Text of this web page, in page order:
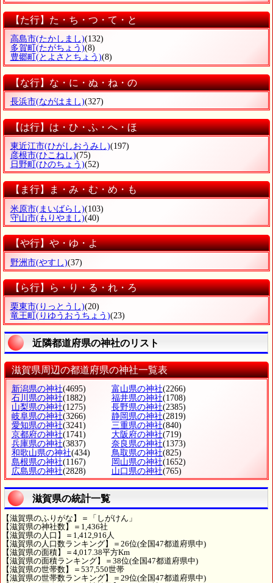
【た行】た・ち・つ・て・と
高島市(たかしまし)(132)
多賀町 (たがちょう)(8)
豊郷町 (とよさとちょう)(8)
【な行】な・に・ぬ・ね・の
長浜市(ながはまし)(327)
【は行】は・ひ・ふ・へ・ほ
東近江市(ひがしおうみし)(197)
彦根市(ひこねし)(75)
日野町 (ひのちょう)(52)
【ま行】ま・み・む・め・も
米原市(まいばらし)(103)
守山市(もりやまし)(40)
【や行】や・ゆ・よ
野洲市(やすし)(37)
【ら行】ら・り・る・れ・ろ
栗東市(りっとうし)(20)
竜王町 (りゆうおうちょう)(23)
近隣都道府県の神社のリスト
滋賀県周辺の都道府県の神社一覧表
新潟県の神社(4695) 富山県の神社(2266)
石川県の神社(1882) 福井県の神社(1708)
山梨県の神社(1275) 長野県の神社(2385)
岐阜県の神社(3266) 静岡県の神社(2819)
愛知県の神社(3241) 三重県の神社(840)
京都府の神社(1741) 大阪府の神社(719)
兵庫県の神社(3837) 奈良県の神社(1373)
和歌山県の神社(434) 鳥取県の神社(825)
島根県の神社(1167) 岡山県の神社(1652)
広島県の神社(2828) 山口県の神社(765)
滋賀県の統計一覧
【滋賀県のふりがな】＝「しがけん」
【滋賀県の神社数】＝1,436社
【滋賀県の人口】＝1,412,916人
【滋賀県の人口数ランキング】＝26位(全国47都道府県中)
【滋賀県の面積】＝4,017.38平方Km
【滋賀県の面積ランキング】＝38位(全国47都道府県中)
【滋賀県の世帯数】＝537,550世帯
【滋賀県の世帯数ランキング】＝29位(全国47都道府県中)